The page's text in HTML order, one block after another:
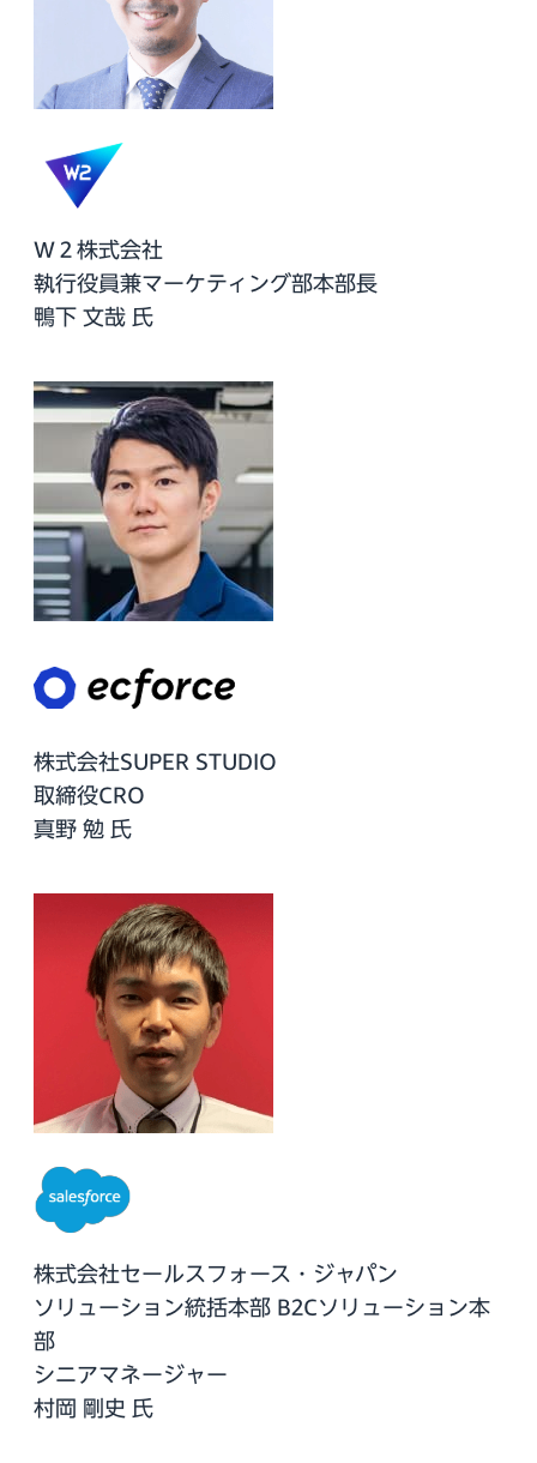
Ｗ２株式会社
執行役員兼マーケティング部本部長
鴨下 文哉 氏
株式会社SUPER STUDIO
取締役CRO
真野 勉 氏
株式会社セールスフォース・ジャパン
ソリューション統括本部 B2Cソリューション本
部
シニアマネージャー
村岡 剛史 氏